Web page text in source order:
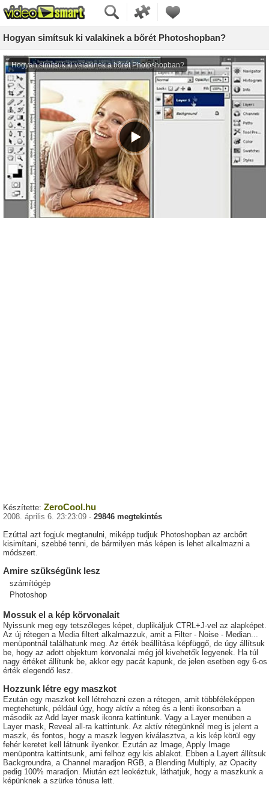
Hogyan simítsuk ki valakinek a bőrét Photoshopban?
Készítette: ZeroCool.hu
2008. április 6. 23:23:09 - 29846 megtekintés
Ezúttal azt fogjuk megtanulni, miképp tudjuk Photoshopban az arcbőrt
kisimítani, szebbé tenni, de bármilyen más képen is lehet alkalmazni a
módszert.
Amire szükségünk lesz
számítógép
Photoshop
Mossuk el a kép körvonalait
Nyissunk meg egy tetszőleges képet, duplikáljuk CTRL+J-vel az alapképet.
Az új rétegen a Media filtert alkalmazzuk, amit a Filter - Noise - Median...
menüpontnál találhatunk meg. Az érték beállítása képfüggő, de úgy állítsuk
be, hogy az adott objektum körvonalai még jól kivehetők legyenek. Ha túl
nagy értéket állítunk be, akkor egy pacát kapunk, de jelen esetben egy 6-os
érték elegendő lesz.
Hozzunk létre egy maszkot
Ezután egy maszkot kell létrehozni ezen a rétegen, amit többféleképpen
megtehetünk, például úgy, hogy aktív a réteg és a lenti ikonsorban a
második az Add layer mask ikonra kattintunk. Vagy a Layer menüben a
Layer mask, Reveal all-ra kattintunk. Az aktív rétegünknél meg is jelent a
maszk, és fontos, hogy a maszk legyen kiválasztva, a kis kép körül egy
fehér keretet kell látnunk ilyenkor. Ezután az Image, Apply Image
menüpontra kattintsunk, ami felhoz egy kis ablakot. Ebben a Layert állítsuk
Backgroundra, a Channel maradjon RGB, a Blending Multiply, az Opacity
pedig 100% maradjon. Miután ezt leokéztuk, láthatjuk, hogy a maszkunk a
képünknek a szürke tónusa lett.